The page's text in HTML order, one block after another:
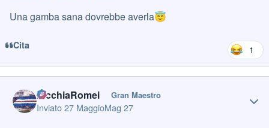
Una gamba sana dovrebbe averla😇
Cita 1
PicchiaRomei Gran Maestro
Inviato27 MaggioMag 27